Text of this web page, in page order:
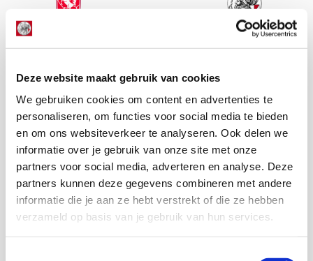
Deze website maakt gebruik van cookies
We gebruiken cookies om content en advertenties te
personaliseren, om functies voor social media te bieden
en om ons websiteverkeer te analyseren. Ook delen we
informatie over je gebruik van onze site met onze
partners voor social media, adverteren en analyse. Deze
partners kunnen deze gegevens combineren met andere
informatie die je aan ze hebt verstrekt of die ze hebben
verzameld op basis van je gebruik van hun services.
Feyenoord
–
EREDIVISIE zaterdag 09 januari 2027, 20:00 uur
Willem II
–
Ajax